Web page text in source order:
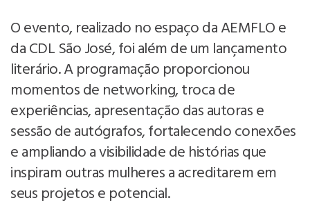
O evento, realizado no espaço da AEMFLO e
da CDL São José, foi além de um lançamento
literário. A programação proporcionou
momentos de networking, troca de
experiências, apresentação das autoras e
sessão de autógrafos, fortalecendo conexões
e ampliando a visibilidade de histórias que
inspiram outras mulheres a acreditarem em
seus projetos e potencial.